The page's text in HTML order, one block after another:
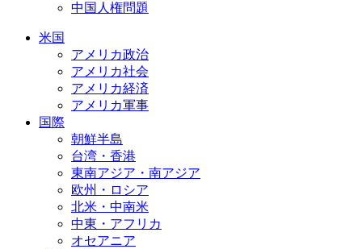
中国人権問題
米国
アメリカ政治
アメリカ社会
アメリカ経済
アメリカ軍事
国際
朝鮮半島
台湾・香港
東南アジア・南アジア
欧州・ロシア
北米・中南米
中東・アフリカ
オセアニア